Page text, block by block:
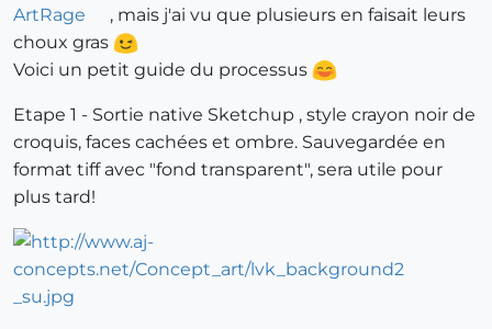
ArtRage
, mais j'ai vu que plusieurs en faisait leurs
choux gras
Voici un petit guide du processus
Etape 1 - Sortie native Sketchup , style crayon noir de
croquis, faces cachées et ombre. Sauvegardée en
format tiff avec "fond transparent", sera utile pour
plus tard!